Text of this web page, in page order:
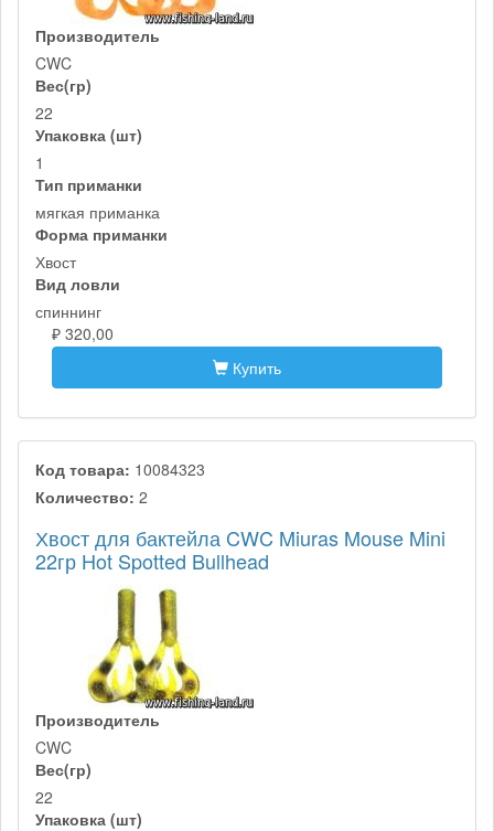
Производитель
CWC
Вес(гр)
22
Упаковка (шт)
1
Тип приманки
мягкая приманка
Форма приманки
Хвост
Вид ловли
спиннинг
₽ 320,00
Купить
Код товара: 10084323
Количество: 2
Хвост для бактейла CWC Miuras Mouse Mini
22гр Hot Spotted Bullhead
Производитель
CWC
Вес(гр)
22
Упаковка (шт)